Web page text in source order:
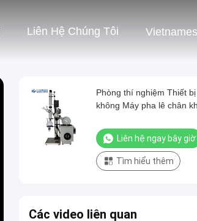
Liên Hệ Chúng Tôi
Phòng thí nghiệm Thiết
không Máy pha lê chân
Liên hệ ngay bây giờ
Tìm hiểu thêm
Các video liên quan